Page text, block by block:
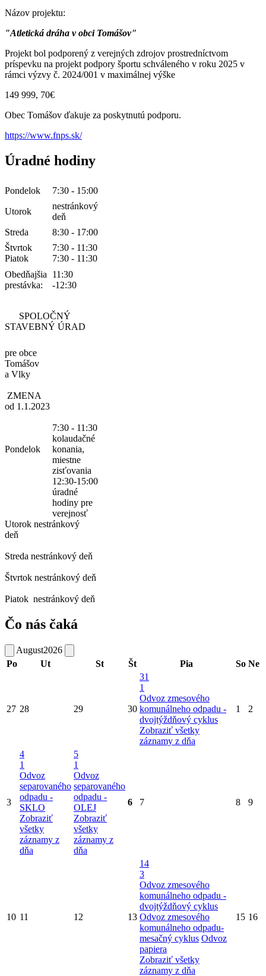
Názov projektu:
"Atletická dráha v obci Tomášov"
Projekt bol podporený z verejných zdrojov prostredníctvom
príspevku na projekt podpory športu schváleného v roku 2025 v
rámci výzvy č. 2024/001 v maximálnej výške
149 999, 70€
Obec Tomášov ďakuje za poskytnutú podporu.
https://www.fnps.sk/
Úradné hodiny
Pondelok 7:30 - 15:00
Utorok
nestránkový
deň
Streda
8:30 - 17:00
Štvrtok
7:30 - 11:30
Piatok
7:30 - 11:30
Obedňajšia
prestávka:
11:30
-12:30
SPOLOČNÝ
STAVEBNÝ ÚRAD
pre obce
Tomášov
a Vlky
ZMENA
od 1.1.2023
Pondelok
7:30 - 11:30
kolaudačné
konania,
miestne
zisťovania
12:30-15:00
úradné
hodiny pre
verejnosť
Utorok nestránkový
deň
Streda nestránkový deň
Štvrtok nestránkový deň
Piatok nestránkový deň
Čo nás čaká
August2026
Po
Ut St Št Pia So Ne
27 28 29 30
31
1
Odvoz zmesového
komunálneho odpadu -
dvojtýždňový cyklus
Zobraziť všetky
záznamy z dňa
1 2
3
4
1
Odvoz
separovaného
odpadu -
SKLO
Zobraziť
všetky
záznamy z
dňa
5
1
Odvoz
separovaného
odpadu -
OLEJ
Zobraziť
všetky
záznamy z
dňa
6 7 8 9
10 11 12 13
14
3
Odvoz zmesového
komunálneho odpadu -
dvojtýždňový cyklus
Odvoz zmesového
komunálneho odpadu-
mesačný cyklus Odvoz
papiera
Zobraziť všetky
záznamy z dňa
15 16